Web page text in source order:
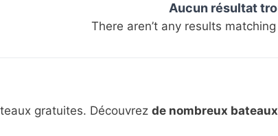
Aucun résultat
There aren’t any results
gratuites. Découvrez de nombreux